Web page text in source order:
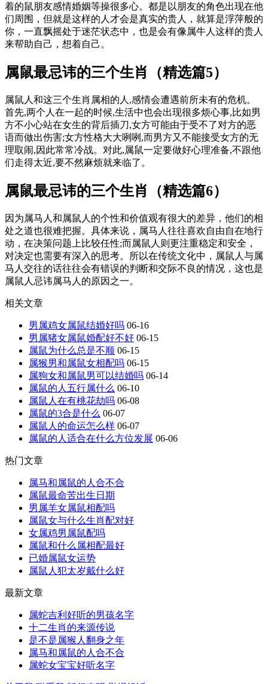
着的鼠朋友感情婚姻等操很多心。都是以朋友的角色出现在他
们周围，但就是这样的人才会是真实的贵人，就算是浮萍般的
你，一直飘摇处于迷茫状态中，也是会有像属牛人这样的贵人
来帮助自己，想着自己。
属鼠最忌讳的三个生肖（精选篇5）
属鼠人和这三个生肖属相的人,感情会遭遇前所未有的危机。
首先,两个人在一起的时候,生活中也会出现很多烦心事,比如男
方不小心站在女生的背后插刀,女方可能由于受不了对方的恶
语而做出伤害;女方性格大大咧咧,而男方又不能接受女方的无
理取闹,因此常常冷战。对此,属鼠一定要做好心理准备,不跟他
们走得太近,要不然麻烦就来临了。
属鼠最忌讳的三个生肖（精选篇6）
因为属马人和属鼠人的个性和价值观有很大的差异，他们的相
处之道也很难把握。具体来说，属马人往往喜欢自由自在地行
动，在决策问题上比较任性;而属鼠人则更注重稳定和安全，
对决定也需要有深入的思考。所以在传统文化中，属鼠人与属
马人交往的话往往会有错误的判断和交际不良的情况，这也是
属鼠人忌讳属马人的原因之一。
相关文章
男属鸡女属鼠结婚好吗 06-16
男属猪女属鼠婚配好不好 06-15
属鼠为什么总是不顺 06-15
属猴男和属鼠女相配吗 06-15
属狗女和属鼠男可以结婚吗 06-14
属鼠的人五行属什么 06-10
属鼠人在有桃花劫吗 06-08
属鼠的3合是什么 06-07
属鼠人的命运怎么样 06-07
属鼠的人适合在什么方位发展 06-06
热门文章
属马和属鼠的人合不合
属鼠最命苦出生日期
男属羊女属鼠相配吗
属鼠女与什么生肖配对好
女属鸡男属鼠配吗
属鼠和什么属相配最好
已婚属鼠女运势
属鼠人犯太岁戴什么好
最新文章
属蛇吉利好听的男孩名字
十二生肖的来源传说
是不是属猴人翻身之年
属马和属鼠的人合不合
属蛇女宝宝好听名字